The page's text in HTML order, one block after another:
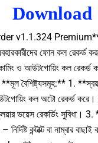
Download
v1.1.324 Premium**
ফোন কল রেকর্ড
ও আউটগোয়িং কল রেকর্ড
বৈশিষ্ট্যসমূহ:** 1.
কল অটো রেকর্ড করে।
ভয়েস রেকর্ডিং সুবিধা। 3.
কন্টাক্ট বা নাম্বার